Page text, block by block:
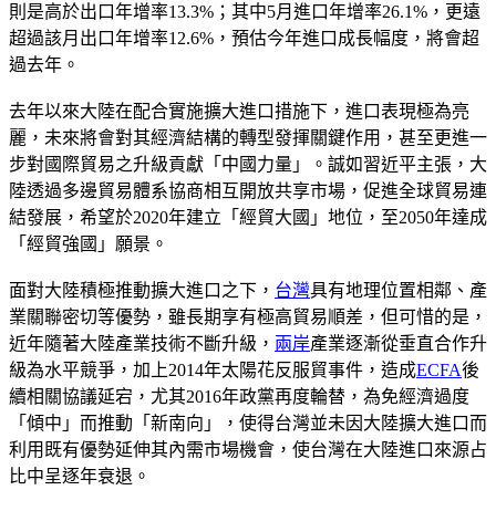
則是高於出口年增率13.3%；其中5月進口年增率26.1%，更遠
超過該月出口年增率12.6%，預估今年進口成長幅度，將會超
過去年。
去年以來大陸在配合實施擴大進口措施下，進口表現極為亮
麗，未來將會對其經濟結構的轉型發揮關鍵作用，甚至更進一
步對國際貿易之升級貢獻「中國力量」。誠如習近平主張，大
陸透過多邊貿易體系協商相互開放共享市場，促進全球貿易連
結發展，希望於2020年建立「經貿大國」地位，至2050年達成
「經貿強國」願景。
面對大陸積極推動擴大進口之下， 台灣具有地理位置相鄰、產
業關聯密切等優勢，雖長期享有極高貿易順差，但可惜的是，
近年隨著大陸產業技術不斷升級， 兩岸產業逐漸從垂直合作升
級為水平競爭，加上2014年太陽花反服貿事件，造成ECFA後
續相關協議延宕，尤其2016年政黨再度輪替，為免經濟過度
「傾中」而推動「新南向」，使得台灣並未因大陸擴大進口而
利用既有優勢延伸其內需市場機會，使台灣在大陸進口來源占
比中呈逐年衰退。